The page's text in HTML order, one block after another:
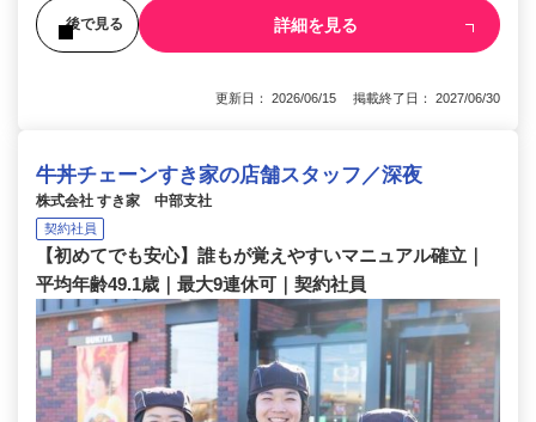
後で見る 詳細を見る
更新日： 2026/06/15 掲載終了日： 2027/06/30
牛丼チェーンすき家の店舗スタッフ／深夜
株式会社 すき家 中部支社
契約社員
【初めてでも安心】誰もが覚えやすいマニュアル確立｜
平均年齢49.1歳｜最大9連休可｜契約社員